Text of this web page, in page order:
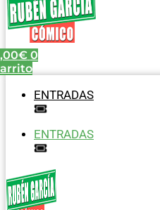
€ 0
ENTRADAS
ENTRADAS